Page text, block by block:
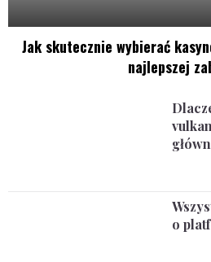
Jak skutecznie wybierać
najlepszej
o